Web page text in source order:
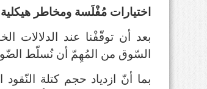
اختيارات مُفْلَسة ومخاطر
بعد أن توقّفْنا عند الدلالات
السّوق من المُهِمّ أن نُسلّط الضّوء
بما أنّ ازدياد حجم كتلة